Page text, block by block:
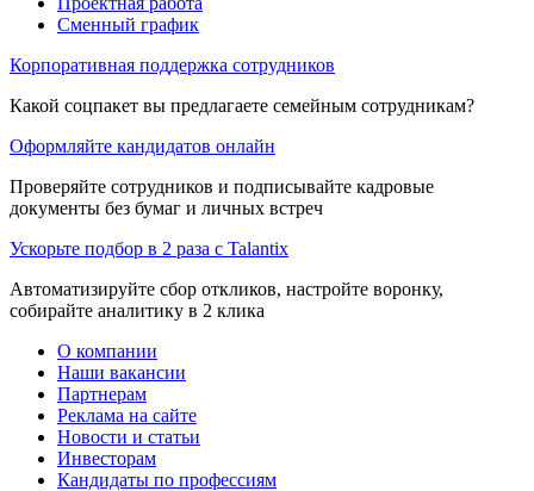
Сменный график
Корпоративная поддержка сотрудников
Какой соцпакет вы предлагаете семейным сотрудникам?
Оформляйте кандидатов онлайн
Проверяйте сотрудников и подписывайте кадровые
документы без бумаг и личных встреч
Ускорьте подбор в 2 раза с Talantix
Автоматизируйте сбор откликов, настройте воронку,
собирайте аналитику в 2 клика
О компании
Наши вакансии
Партнерам
Реклама на сайте
Новости и статьи
Инвесторам
Кандидаты по профессиям